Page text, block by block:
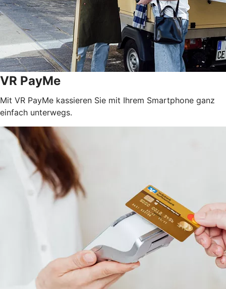
VR PayMe
Mit VR PayMe kassieren Sie mit Ihrem Smartphone ganz
einfach unterwegs.